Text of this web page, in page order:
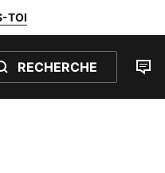
TOI
RECHERCHE